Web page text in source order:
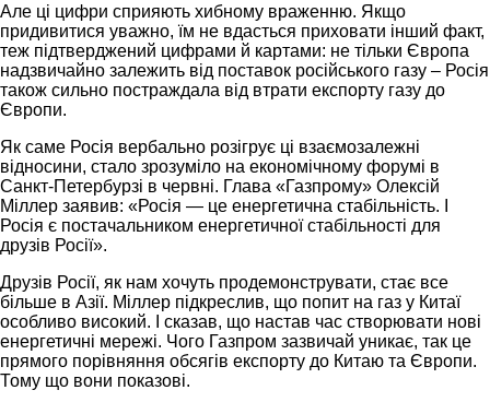
Але ці цифри сприяють хибному враженню. Якщо
придивитися уважно, їм не вдасться приховати інший факт,
теж підтверджений цифрами й картами: не тільки Європа
надзвичайно залежить від поставок російського газу – Росія
також сильно постраждала від втрати експорту газу до
Європи.
Як саме Росія вербально розігрує ці взаємозалежні
відносини, стало зрозуміло на економічному форумі в
Санкт-Петербурзі в червні. Глава «Газпрому» Олексій
Міллер заявив: «Росія — це енергетична стабільність. І
Росія є постачальником енергетичної стабільності для
друзів Росії».
Друзів Росії, як нам хочуть продемонструвати, стає все
більше в Азії. Міллер підкреслив, що попит на газ у Китаї
особливо високий. І сказав, що настав час створювати нові
енергетичні мережі. Чого Газпром зазвичай уникає, так це
прямого порівняння обсягів експорту до Китаю та Європи.
Тому що вони показові.